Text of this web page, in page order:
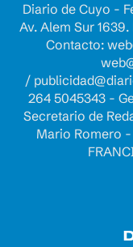
Diario de Cuyo -
Av. Alem Sur
Contacto:
/
264 5045343 -
Secretario de
Mario Romero